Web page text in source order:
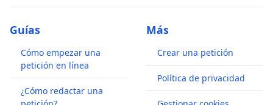
Guías
Cómo empezar una
petición en línea
¿Cómo redactar una
Más
Crear una petición
Política de privacidad